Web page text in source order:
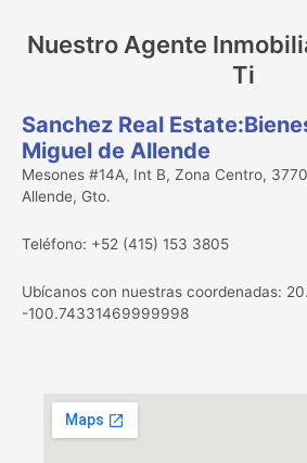
Nuestro Agente
Ti
Sanchez Real
Miguel de Allende
Mesones #14A, Int B, Zona Centro,
Allende, Gto.
Teléfono: +52 (415) 153 3805
Ubícanos con nuestras coordenadas:
-100.74331469999998